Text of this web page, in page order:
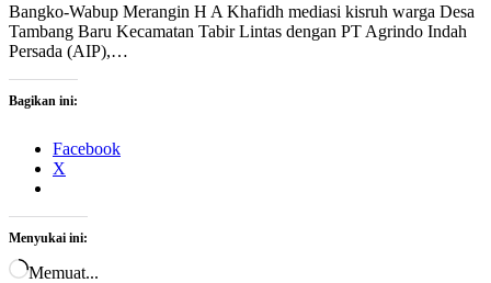
Bangko-Wabup Merangin H A Khafidh mediasi kisruh warga Desa
Tambang Baru Kecamatan Tabir Lintas dengan PT Agrindo Indah
Persada (AIP),…
Bagikan ini:
Facebook
X
Menyukai ini:
Memuat...